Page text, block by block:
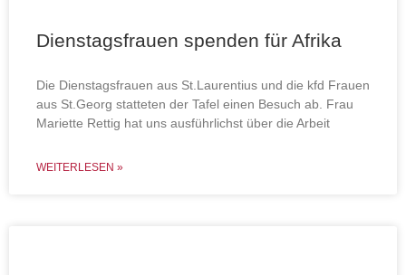
Dienstagsfrauen spenden für Afrika
Die Dienstagsfrauen aus St.Laurentius und die kfd Frauen
aus St.Georg statteten der Tafel einen Besuch ab. Frau
Mariette Rettig hat uns ausführlichst über die Arbeit
WEITERLESEN »